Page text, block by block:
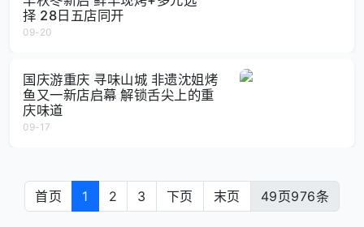
择 28日五店同开
09-20
国庆游重庆 寻味山城 非遗沈姐烤
鱼又一新店启幕 解锁舌尖上的重
庆味道
09-17
首页 1 2 3 下页 末页 49页976条